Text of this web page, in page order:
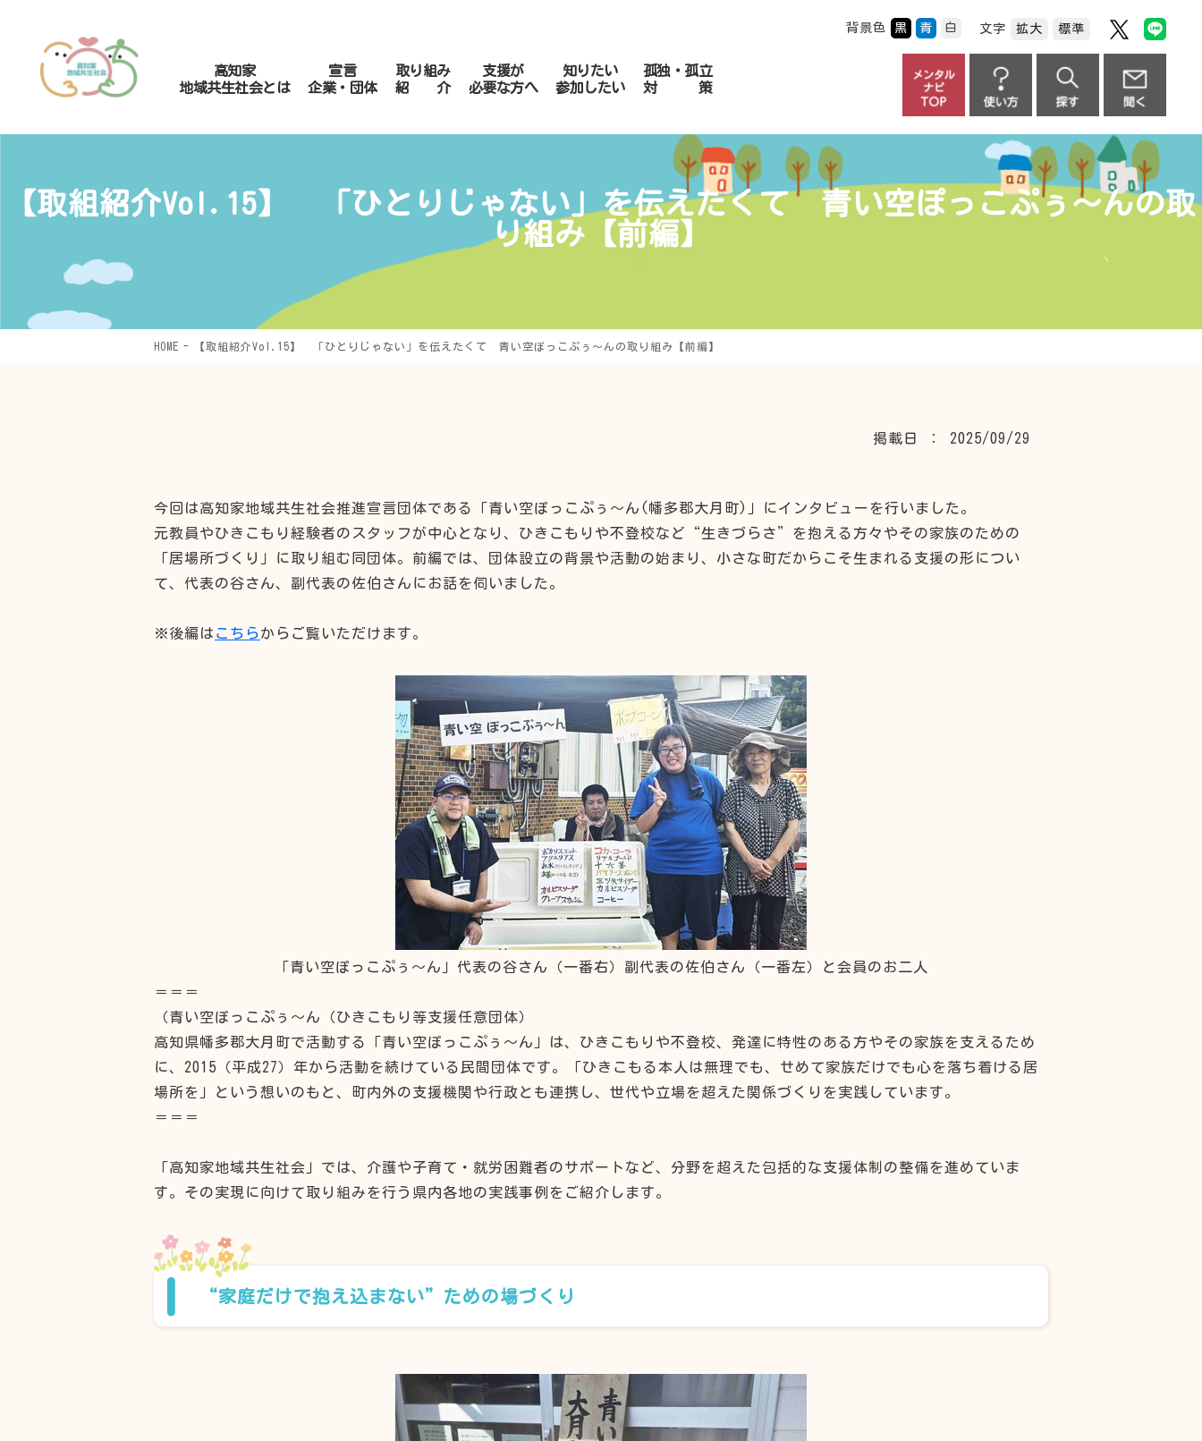
背景色 黒 青 白 文字 拡大 標準
高知家
地域共生社会とは
宣言
企業・団体
取り組み
紹 介
支援が
必要な方へ
知りたい
参加したい
孤独・孤立
対 策
【取組紹介Vol.15】 「ひとりじゃない」を伝えたくて 青い空ぽっこぷぅ～んの取
り組み【前編】
HOME 【取組紹介Vol.15】 「ひとりじゃない」を伝えたくて 青い空ぽっこぷぅ～んの取り組み【前編】
掲載日 ： 2025/09/29
今回は高知家地域共生社会推進宣言団体である「青い空ぽっこぷぅ～ん(幡多郡大月町)」にインタビューを行いました。
元教員やひきこもり経験者のスタッフが中心となり、ひきこもりや不登校など“生きづらさ”を抱える方々やその家族のための
「居場所づくり」に取り組む同団体。前編では、団体設立の背景や活動の始まり、小さな町だからこそ生まれる支援の形につい
て、代表の谷さん、副代表の佐伯さんにお話を伺いました。
※後編は こちらからご覧いただけます。
「青い空ぽっこぷぅ～ん」代表の谷さん（一番右）副代表の佐伯さん（一番左）と会員のお二人
＝＝＝
（青い空ぽっこぷぅ～ん（ひきこもり等支援任意団体）
高知県幡多郡大月町で活動する「青い空ぽっこぷぅ～ん」は、ひきこもりや不登校、発達に特性のある方やその家族を支えるため
に、2015（平成27）年から活動を続けている民間団体です。「ひきこもる本人は無理でも、せめて家族だけでも心を落ち着ける居
場所を」という想いのもと、町内外の支援機関や行政とも連携し、世代や立場を超えた関係づくりを実践しています。
＝＝＝
「高知家地域共生社会」では、介護や子育て・就労困難者のサポートなど、分野を超えた包括的な支援体制の整備を進めていま
す。その実現に向けて取り組みを行う県内各地の実践事例をご紹介します。
“家庭だけで抱え込まない”ための場づくり